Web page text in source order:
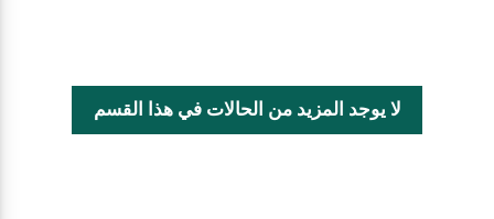
لا يوجد المزيد من الحالات في هذا القسم